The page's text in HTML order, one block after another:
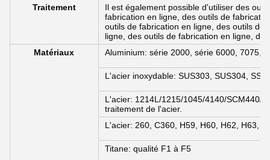
Traitement
Il est également possible d'utiliser des
fabrication en ligne, des outils de
outils de fabrication en ligne, des outils
ligne, des outils de fabrication en ligne,
Matériaux
Aluminium: série 2000, série 6000, 7075,
L'acier inoxydable: SUS303, SUS304,
L'acier: 1214L/1215/1045/4140/SCM440/
traitement de l'acier.
L'acier: 260, C360, H59, H60, H62, H63,
Titane: qualité F1 à F5